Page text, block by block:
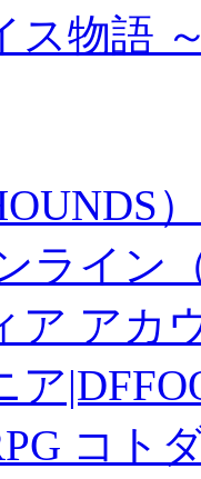
ス物語
ライン
ア アカ
ア
コト